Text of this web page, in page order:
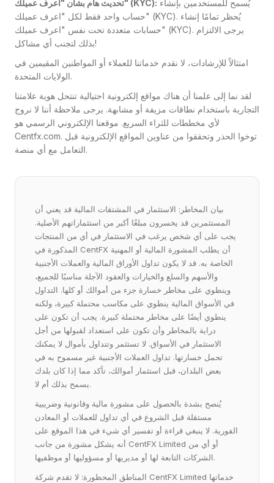
تحديث هام بشأن "اعرف عميلك" (KYC):
حساب واحد فقط لكل "اعرف عميلك" (KYC). يُحظر تمامًا إنشاء
حسابات متعددة تحت نفس "اعرف عميلك" (KYC). يرجى الالتزام
بذلك لتجنب أي مشاكل!
امتثالاً للإرشادات، لا نقدم خدماتنا للعملاء أو المواطنين المقيمين في
الولايات المتحدة.
لقد نما إلى علمنا أن هناك مواقع إلكترونية احتيالية تنتحل هوية علامتنا
التجارية باستخدام نطاقات مزيفة أو مشابهة. يرجى ملاحظة أننا لا نروج
لأي مخططات للثراء السريع. موقعنا الإلكتروني الرسمي هو
Centfx.com. توخوا الحذر وتحققوا من عناوين المواقع الإلكترونية قبل
التعامل مع أي منصة.
بيان المخاطر: الاستثمار في المشتقات المالية قد يعني أن
المستثمرين قد يخسرون مبلغًا أكبر من استثماراتهم الأصلية.
يجب على أي شخص يرغب في الاستثمار في أي من المنتجات
المذكورة في CentFX أن يطلب المشورة المالية أو المهنية
الخاصة به. قد لا يكون تداول الأوراق المالية والعملات الأجنبية
والأسهم والسلع والخيارات والعقود الآجلة مناسبًا للجميع،
وينطوي على مخاطر خسارة جزء من أموالك أو كلها. التداول
في الأسواق المالية ينطوي على مكاسب محتملة كبيرة، ولكنه
ينطوي أيضًا على مخاطر محتملة كبيرة. يجب أن تكون على
دراية بالمخاطر وأن تكون على استعداد لقبولها من أجل
الاستثمار في الأسواق. لا تستثمر وتتداول بأموال لا يمكنك
تحمل خسارتها. تداول العملات الأجنبية غير مسموح به في
بعض البلدان، قبل استثمار أموالك، تأكد مما إذا كان بلدك
يسمح بذلك أم لا.
يُنصح بشدة بالحصول على مشورة مالية وقانونية وضريبية
مستقلة قبل الشروع في أي تداول للعملات أو المعادن
الفورية. لا ينبغي قراءة أو تفسير أي شيء في هذا الموقع على
أنه يشكل مشورة من جانب CentFX Limited أو أي من
الشركات التابعة لها أو مديريها أو مسؤوليها أو موظفيها.
المناطق المحظورة: لا تقدم شركة CentFX Limited خدماتها